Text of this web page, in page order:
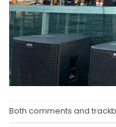
Both comments and